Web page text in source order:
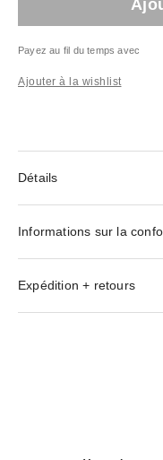
Payez au fil du temps avec
Ajouter à la wishlist
Détails
Informations sur la
Expédition + retours